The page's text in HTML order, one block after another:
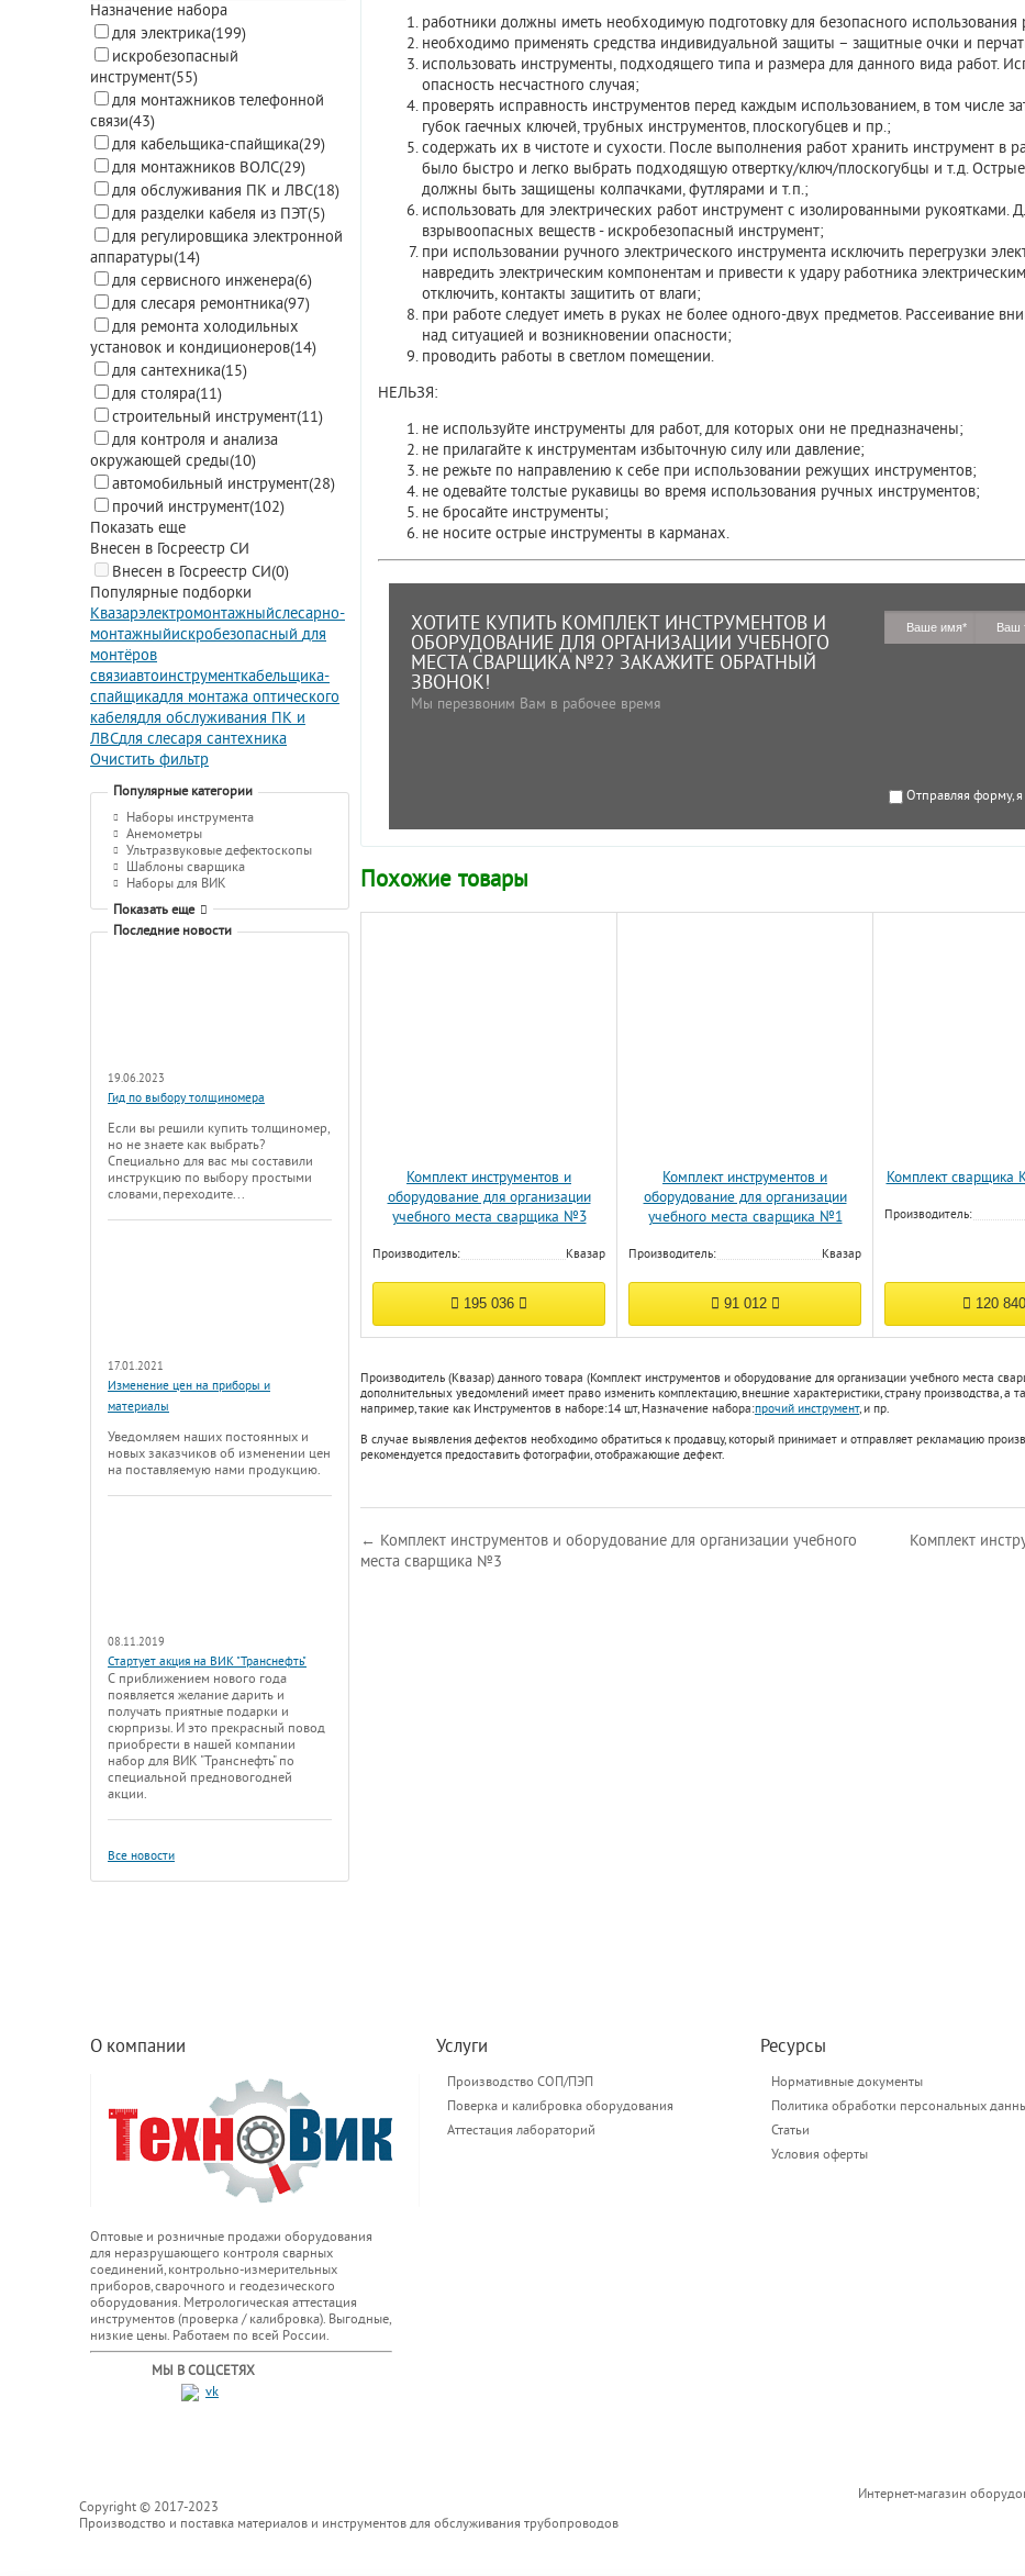
Назначение набора
для электрика(199)
искробезопасный
инструмент(55)
для монтажников телефонной
связи(43)
для кабельщика-спайщика(29)
для монтажников ВОЛС(29)
для обслуживания ПК и ЛВС(18)
для разделки кабеля из ПЭТ(5)
для регулировщика электронной
аппаратуры(14)
для сервисного инженера(6)
для слесаря ремонтника(97)
для ремонта холодильных
установок и кондиционеров(14)
для сантехника(15)
для столяра(11)
строительный инструмент(11)
для контроля и анализа
окружающей среды(10)
автомобильный инструмент(28)
прочий инструмент(102)
Показать еще
Внесен в Госреестр СИ
Внесен в Госреестр СИ(0)
Популярные подборки
Квазарэлектромонтажныйслесарно-
монтажныйискробезопасный для
монтёров
связиавтоинструменткабельщика-
спайщикадля монтажа оптического
кабелядля обслуживания ПК и
ЛВСдля слесаря сантехника
Очистить фильтр
Популярные категории
Наборы инструмента
Анемометры
Ультразвуковые дефектоскопы
Шаблоны сварщика
Наборы для ВИК
Показать еще
Последние новости
19.06.2023
Гид по выбору толщиномера
Если вы решили купить толщиномер,
но не знаете как выбрать?
Специально для вас мы составили
инструкцию по выбору простыми
словами, переходите...
17.01.2021
Изменение цен на приборы и
материалы
Уведомляем наших постоянных и
новых заказчиков об изменении цен
на поставляемую нами продукцию.
08.11.2019
Стартует акция на ВИК "Транснефть"
С приближением нового года
появляется желание дарить и
получать приятные подарки и
сюрпризы. И это прекрасный повод
приобрести в нашей компании
набор для ВИК "Транснефть" по
специальной предновогодней
акции.
Все новости
работники должны иметь необходимую подготовку для безопасного использования
необходимо применять средства индивидуальной защиты – защитные очки и
использовать инструменты, подходящего типа и размера для данного вида работ.
опасность несчастного случая;
проверять исправность инструментов перед каждым использованием, в том числе
губок гаечных ключей, трубных инструментов, плоскогубцев и пр.;
содержать их в чистоте и сухости. После выполнения работ хранить инструмент в
было быстро и легко выбрать подходящую отвертку/ключ/плоскогубцы и т.д.
должны быть защищены колпачками, футлярами и т.п.;
использовать для электрических работ инструмент с изолированными
взрывоопасных веществ - искробезопасный инструмент;
при использовании ручного электрического инструмента исключить перегрузки
навредить электрическим компонентам и привести к удару работника
отключить, контакты защитить от влаги;
при работе следует иметь в руках не более одного-двух предметов. Рассеивание
над ситуацией и возникновении опасности;
проводить работы в светлом помещении.
НЕЛЬЗЯ:
не используйте инструменты для работ, для которых они не предназначены;
не прилагайте к инструментам избыточную силу или давление;
не режьте по направлению к себе при использовании режущих инструментов;
не одевайте толстые рукавицы во время использования ручных инструментов;
не бросайте инструменты;
не носите острые инструменты в карманах.
ХОТИТЕ КУПИТЬ КОМПЛЕКТ ИНСТРУМЕНТОВ И
ОБОРУДОВАНИЕ ДЛЯ ОРГАНИЗАЦИИ УЧЕБНОГО
МЕСТА СВАРЩИКА №2? ЗАКАЖИТЕ ОБРАТНЫЙ
ЗВОНОК!
Мы перезвоним Вам в рабочее время
Отправляя форму,
Похожие товары
Комплект инструментов и
оборудование для организации
учебного места сварщика №3
Производитель: Квазар
195 036
Комплект инструментов и
оборудование для организации
учебного места сварщика №1
Производитель: Квазар
91 012
Комплект сварщика
Производитель:
120 840
Производитель (Квазар) данного товара (Комплект инструментов и оборудование для организации учебного места
дополнительных уведомлений имеет право изменить комплектацию, внешние характеристики, страну производства, а
например, такие как Инструментов в наборе:14 шт, Назначение набора:прочий инструмент, и пр.
В случае выявления дефектов необходимо обратиться к продавцу, который принимает и отправляет рекламацию
рекомендуется предоставить фотографии, отображающие дефект.
← Комплект инструментов и оборудование для организации учебного
места сварщика №3
Комплект
О компании
Оптовые и розничные продажи оборудования
для неразрушающего контроля сварных
соединений, контрольно-измерительных
приборов, сварочного и геодезического
оборудования. Метрологическая аттестация
инструментов (проверка / калибровка). Выгодные,
низкие цены. Работаем по всей России.
МЫ В СОЦСЕТЯХ
Услуги
Производство СОП/ПЭП
Поверка и калибровка оборудования
Аттестация лабораторий
Ресурсы
Нормативные документы
Политика обработки персональных
Статьи
Условия оферты
Copyright © 2017-2023
Производство и поставка материалов и инструментов для обслуживания трубопроводов
Интернет-магазин